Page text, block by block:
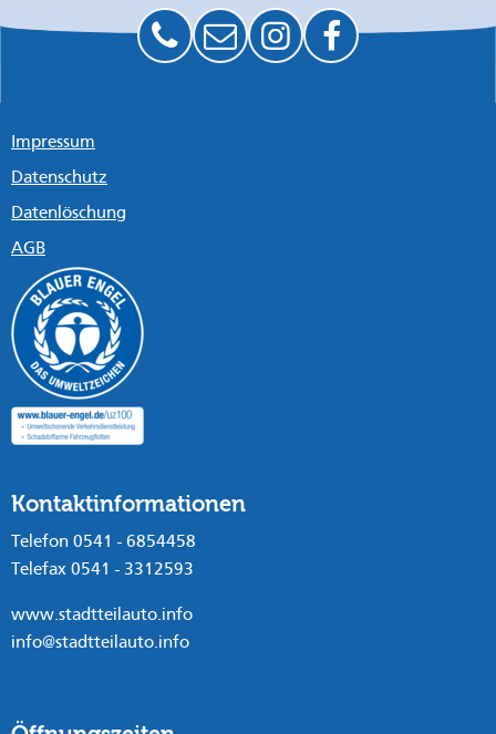
Impressum
Datenschutz
Datenlöschung
AGB
Kontaktinformationen
Telefon 0541 - 6854458
Telefax 0541 - 3312593
www.stadtteilauto.info
info@stadtteilauto.info